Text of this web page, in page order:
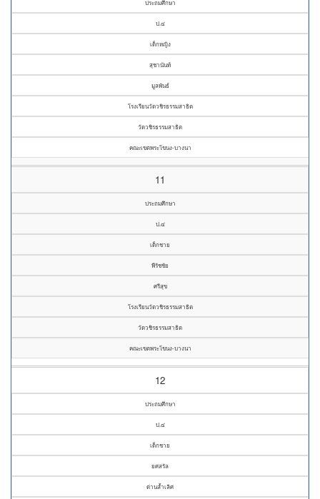
ประถมศึกษา
ป.๔
เด็กหญิง
สุชานันท์
มูลพันธ์
โรงเรียนวัดวชิรธรรมสาธิต
วัดวชิรธรรมสาธิต
คณะเขตพระโขนง-บางนา
11
ประถมศึกษา
ป.๔
เด็กชาย
พีรัชชัย
ศรีสุข
โรงเรียนวัดวชิรธรรมสาธิต
วัดวชิรธรรมสาธิต
คณะเขตพระโขนง-บางนา
12
ประถมศึกษา
ป.๔
เด็กชาย
ยศสรัล
ด่านล้ำเลิศ